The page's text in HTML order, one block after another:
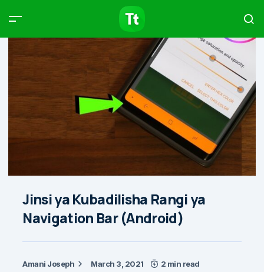
Jinsi ya Kubadilisha Rangi ya
Navigation Bar (Android)
Amani Joseph March 3, 2021 2 min read
Products Articles
Type to start searching…